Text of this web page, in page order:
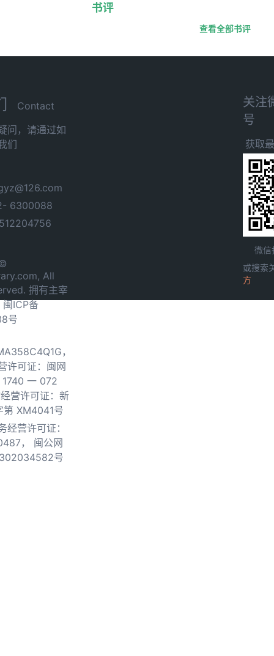
书评
查看全部书评
Contact
问，请通过如
们
6300088
All
拥有主宰
闽ICP备
号
，
许可证：闽网
一 072
营许可证：新
第 XM4041号
经营许可证：
，
闽公网
号
关注
号
获取
微信
或搜索
方